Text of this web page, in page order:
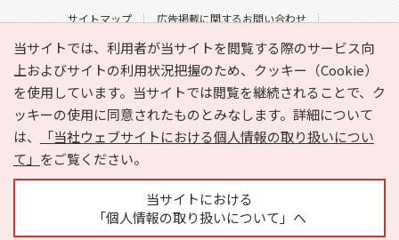
当サイトでは、利用者が当サイトを閲覧する際のサービス向
上およびサイトの利用状況把握のため、クッキー（Cookie）
を使用しています。当サイトでは閲覧を継続されることで、ク
ッキーの使用に同意されたものとみなします。詳細について
は、
「当社ウェブサイトにおける個人情報の取り扱いについ
て」 をご覧ください。
当サイトにおける
「個人情報の取り扱いについて」へ
サイトマップ
広告掲載に関するお問い合わせ
サイトの内容に関するお問い合わせ
Copyright © HYOJITO.Co.,Ltd. All Rights Reserved.